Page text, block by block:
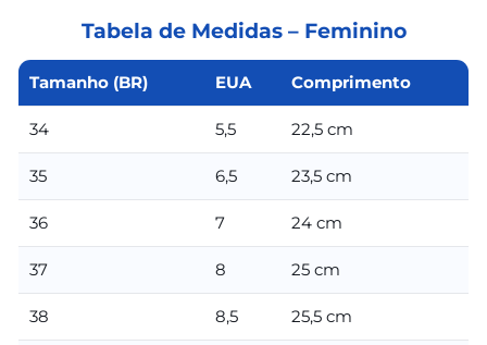
Tabela de Medidas – Feminino
Tamanho (BR) EUA Comprimento
34 5,5 22,5 cm
35 6,5 23,5 cm
36 7 24 cm
37 8 25 cm
38 8,5 25,5 cm